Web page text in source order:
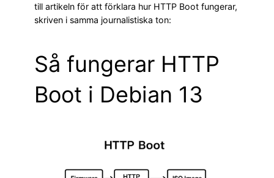
till artikeln för att förklara hur HTTP Boot fungerar,
skriven i samma journalistiska ton:
Så fungerar HTTP
Boot i Debian 13